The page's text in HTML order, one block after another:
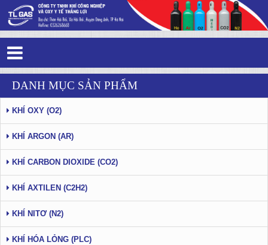
Tag 5 - 73: Thắng Lợi Gas - Trang 2
DANH MỤC SẢN PHẨM
KHÍ OXY (O2)
KHÍ ARGON (AR)
KHÍ CARBON DIOXIDE (CO2)
KHÍ AXTILEN (C2H2)
KHÍ NITƠ (N2)
KHÍ HÓA LỎNG (PLC)